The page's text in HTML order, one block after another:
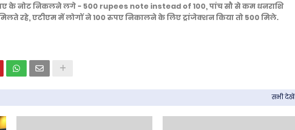
के नोट निकलने लगे - 500 rupees note instead of 100, पांच सौ से कम धनराशि
रहे, एटीएम में लोगों ने 100 रुपए निकालने के लिए ट्रांजेक्शन किया तो 500 मिले.
सभी देखें